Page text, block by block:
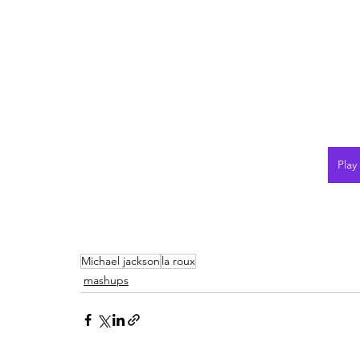
Michael jackson la roux
mashups